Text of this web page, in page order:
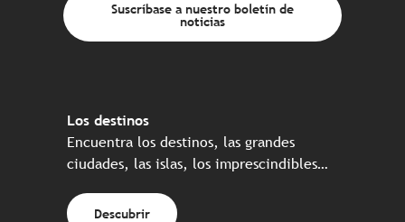
Suscríbase a nuestro boletín de
noticias
Los destinos
Encuentra los destinos, las grandes
ciudades, las islas, los imprescindibles…
Descubrir